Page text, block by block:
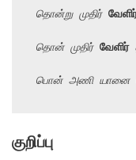
தொன்று முதிர்
தொன் முதிர் வேளிர்
பொன் அணி யானை
குறிப்பு